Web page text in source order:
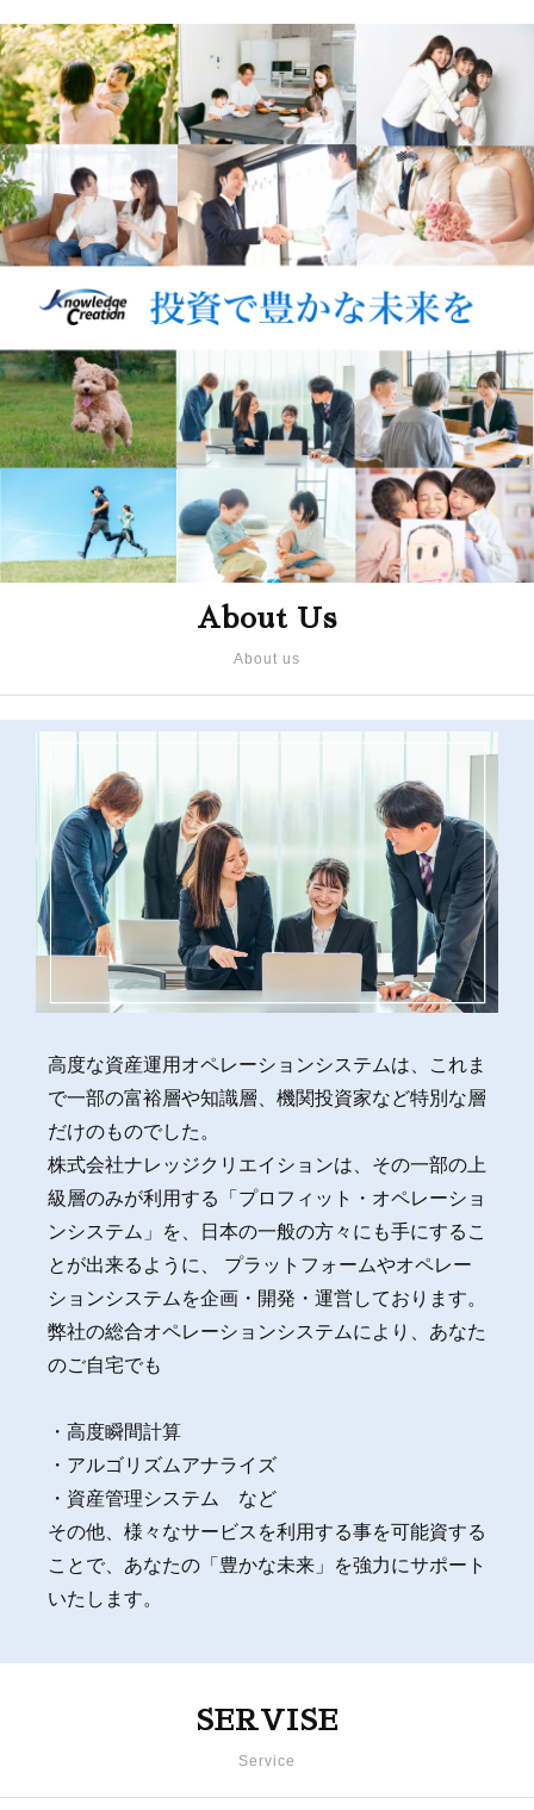
About Us
About us
高度な資産運用オペレーションシステムは、これま
で一部の富裕層や知識層、機関投資家など特別な層
だけのものでした。
株式会社ナレッジクリエイションは、その一部の上
級層のみが利用する「プロフィット・オペレーショ
ンシステム」を、日本の一般の方々にも手にするこ
とが出来るように、 プラットフォームやオペレー
ションシステムを企画・開発・運営しております。
弊社の総合オペレーションシステムにより、あなた
のご自宅でも
・高度瞬間計算
・アルゴリズムアナライズ
・資産管理システム など
その他、様々なサービスを利用する事を可能資する
ことで、あなたの「豊かな未来」を強力にサポート
いたします。
SERVISE
Service